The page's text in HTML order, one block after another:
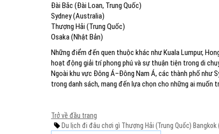
Đài Bắc (Đài Loan, Trung Quốc)
Sydney (Australia)
Thượng Hải (Trung Quốc)
Osaka (Nhật Bản)
Những điểm đến quen thuộc khác như Kuala Lumpur,
hoạt động giải trí phong phú và sự thuận tiện trong di
Ngoài khu vực Đông Á–Đông Nam Á, các thành phố như
trong danh sách, mang đến lựa chọn cho những ai muốn
Trở về đầu trang
Du lịch đi đâu chơi gì Thượng Hải (Trung Quốc) Bangkok